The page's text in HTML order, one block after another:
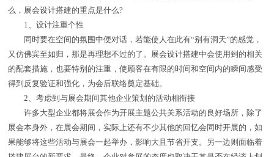
么，展会设计搭建的重点是什么?
1、设计注重个性
同时要在空间的氛围中便对话，若能使人在此有“别有洞天”的感觉，
又仿佛宾至如归，那是再理想不过的了。展会设计搭建中会使用到的相关
的配套措施，也要特别的注重，使顾客在有限的时间和空间内的瞬间感受
得到反复验证和强化，为会后联络奠定基础。
2、考虑到与展会期间其他企业策划的活动相衔接
许多大型企业都将展会作为开展主题公共关系活动的良好场所，除了
展会本身外，在展会期间，实际上还有不少其他的回忆会同时开展的，如
果能够将这些活动与展会一起举办，影响大且节省开支。另一边则面临着